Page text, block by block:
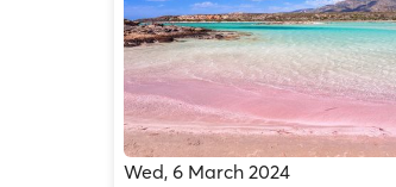
Wed, 6 March 2024